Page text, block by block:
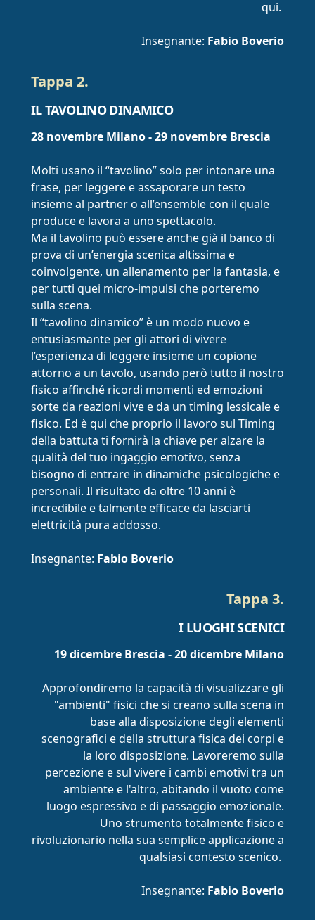
qui.
Insegnante: Fabio Boverio
IL TAVOLINO DINAMICO
Tappa 2.
28 novembre Milano - 29 novembre Brescia
Molti usano il “tavolino” solo per intonare una
frase, per leggere e assaporare un testo
insieme al partner o all’ensemble con il quale
produce e lavora a uno spettacolo.
Ma il tavolino può essere anche già il banco di
prova di un’energia scenica altissima e
coinvolgente, un allenamento per la fantasia, e
per tutti quei micro-impulsi che porteremo
sulla scena.
Il “tavolino dinamico” è un modo nuovo e
entusiasmante per gli attori di vivere
l’esperienza di leggere insieme un copione
attorno a un tavolo, usando però tutto il nostro
fisico affinché ricordi momenti ed emozioni
sorte da reazioni vive e da un timing lessicale e
fisico. Ed è qui che proprio il lavoro sul Timing
della battuta ti fornirà la chiave per alzare la
qualità del tuo ingaggio emotivo, senza
bisogno di entrare in dinamiche psicologiche e
personali. Il risultato da oltre 10 anni è
incredibile e talmente efficace da lasciarti
elettricità pura addosso.
Insegnante: Fabio Boverio
I LUOGHI SCENICI
Tappa 3.
19 dicembre Brescia - 20 dicembre Milano
Approfondiremo la capacità di visualizzare gli
"ambienti" fisici che si creano sulla scena in
base alla disposizione degli elementi
scenografici e della struttura fisica dei corpi e
la loro disposizione. Lavoreremo sulla
percezione e sul vivere i cambi emotivi tra un
ambiente e l'altro, abitando il vuoto come
luogo espressivo e di passaggio emozionale.
Uno strumento totalmente fisico e
rivoluzionario nella sua semplice applicazione a
qualsiasi contesto scenico.
Insegnante: Fabio Boverio